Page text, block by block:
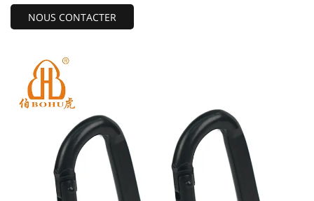
acier à haute résistance a une charge de travail de 620 lb et
pour assurer une sécurité et une stabilité élevées.C'est le
meilleur choix et le moyen le plus simple de connecter des
chaînes.
NOUS CONTACTER